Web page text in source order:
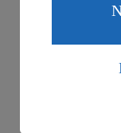
Wenn du auf
des Art. 49
Daten in den
die USA als
Standards
Es besteht